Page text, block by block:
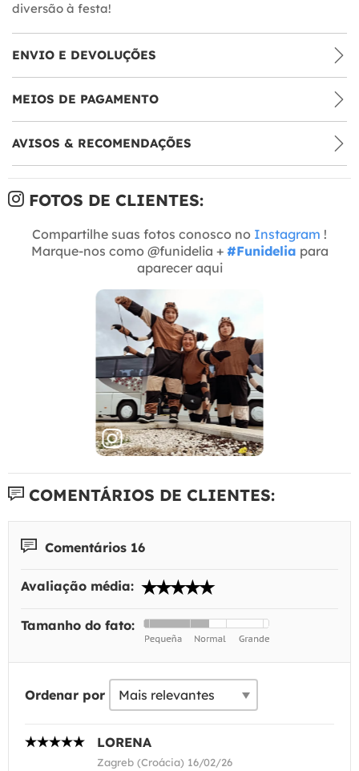
diversão à festa!
ENVIO E DEVOLUÇÕES
MEIOS DE PAGAMENTO
AVISOS & RECOMENDAÇÕES
FOTOS DE CLIENTES:
Compartilhe suas fotos conosco no Instagram !
Marque-nos como @funidelia + #Funidelia para
aparecer aqui
COMENTÁRIOS DE CLIENTES:
Comentários 16
Avaliação média:
Tamanho do fato:
Ordenar por
LORENA
Zagreb (Croácia) 16/02/26